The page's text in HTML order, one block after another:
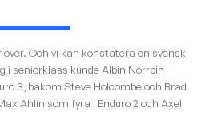
över. Och vi kan konstatera en svensk
i seniorklass kunde Albin Norrbin
3, bakom Steve Holcombe och Brad
Ahlin som fyra i Enduro 2 och Axel